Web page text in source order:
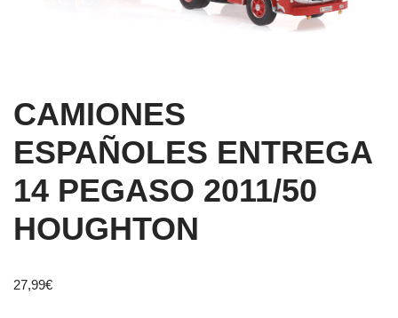
CAMIONES
ESPAÑOLES ENTREGA
14 PEGASO 2011/50
HOUGHTON
27,99€